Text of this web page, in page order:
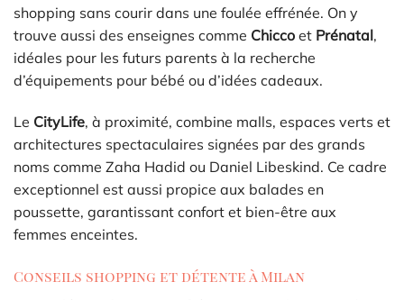
shopping sans courir dans une foulée effrénée. On y
trouve aussi des enseignes comme Chicco et Prénatal,
idéales pour les futurs parents à la recherche
d’équipements pour bébé ou d’idées cadeaux.
Le CityLife, à proximité, combine malls, espaces verts et
architectures spectaculaires signées par des grands
noms comme Zaha Hadid ou Daniel Libeskind. Ce cadre
exceptionnel est aussi propice aux balades en
poussette, garantissant confort et bien-être aux
femmes enceintes.
Conseils shopping et détente à Milan